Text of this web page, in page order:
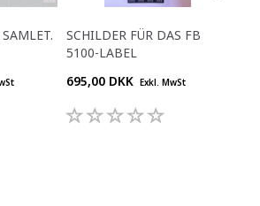
SCHILDER FÜR DAS FB
5100-LABEL
695,00 DKK Exkl. MwSt